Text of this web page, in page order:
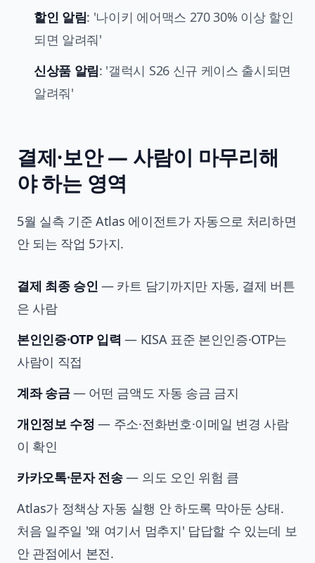
할인 알림: '나이키 에어맥스 270 30% 이상 할인
되면 알려줘'
신상품 알림: '갤럭시 S26 신규 케이스 출시되면
알려줘'
결제·보안 — 사람이 마무리해
야 하는 영역
5월 실측 기준 Atlas 에이전트가 자동으로 처리하면
안 되는 작업 5가지.
결제 최종 승인 — 카트 담기까지만 자동, 결제 버튼
은 사람
본인인증·OTP 입력 — KISA 표준 본인인증·OTP는
사람이 직접
계좌 송금— 어떤 금액도 자동 송금 금지
개인정보 수정 — 주소·전화번호·이메일 변경 사람
이 확인
카카오톡·문자 전송— 의도 오인 위험 큼
Atlas가 정책상 자동 실행 안 하도록 막아둔 상태.
처음 일주일 '왜 여기서 멈추지' 답답할 수 있는데 보
안 관점에서 본전.